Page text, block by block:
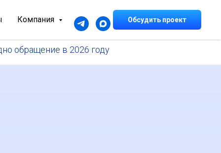
Компания Обсудить проект
обращение в 2026 году